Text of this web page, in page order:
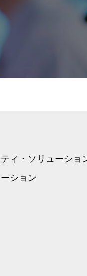
ィ・ソリューショ
ション